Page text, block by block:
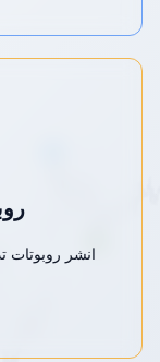
انشر روبوتات